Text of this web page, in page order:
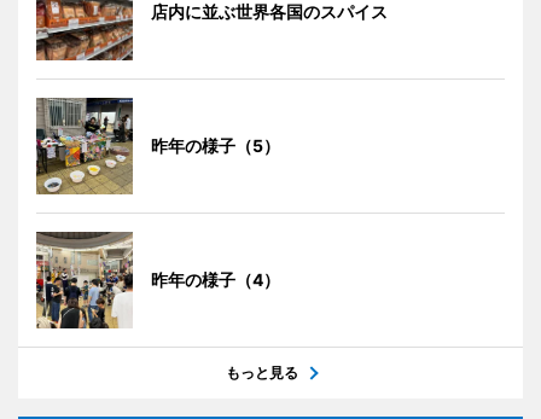
店内に並ぶ世界各国のスパイス
昨年の様子（5）
昨年の様子（4）
もっと見る